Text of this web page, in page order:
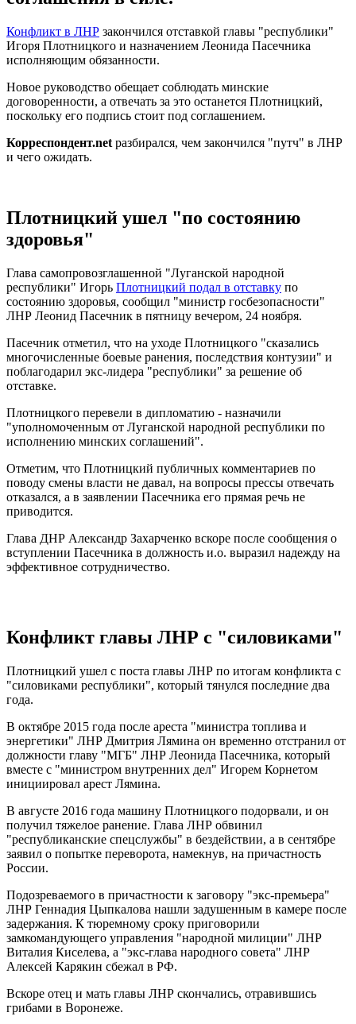
Конфликт в ЛНР закончился отставкой главы "республики"
Игоря Плотницкого и назначением Леонида Пасечника
исполняющим обязанности.
Новое руководство обещает соблюдать минские
договоренности, а отвечать за это останется Плотницкий,
поскольку его подпись стоит под соглашением.
Корреспондент.net разбирался, чем закончился "путч" в ЛНР
и чего ожидать.
Плотницкий ушел "по состоянию
здоровья"
Глава самопровозглашенной "Луганской народной
республики" Игорь Плотницкий подал в отставку по
состоянию здоровья, сообщил "министр госбезопасности"
ЛНР Леонид Пасечник в пятницу вечером, 24 ноября.
Пасечник отметил, что на уходе Плотницкого "сказались
многочисленные боевые ранения, последствия контузии" и
поблагодарил экс-лидера "республики" за решение об
отставке.
Плотницкого перевели в дипломатию - назначили
"уполномоченным от Луганской народной республики по
исполнению минских соглашений".
Отметим, что Плотницкий публичных комментариев по
поводу смены власти не давал, на вопросы прессы отвечать
отказался, а в заявлении Пасечника его прямая речь не
приводится.
Глава ДНР Александр Захарченко вскоре после сообщения о
вступлении Пасечника в должность и.о. выразил надежду на
эффективное сотрудничество.
Конфликт главы ЛНР с "силовиками"
Плотницкий ушел с поста главы ЛНР по итогам конфликта с
"силовиками республики", который тянулся последние два
года.
В октябре 2015 года после ареста "министра топлива и
энергетики" ЛНР Дмитрия Лямина он временно отстранил от
должности главу "МГБ" ЛНР Леонида Пасечника, который
вместе с "министром внутренних дел" Игорем Корнетом
инициировал арест Лямина.
В августе 2016 года машину Плотницкого подорвали, и он
получил тяжелое ранение. Глава ЛНР обвинил
"республиканские спецслужбы" в бездействии, а в сентябре
заявил о попытке переворота, намекнув, на причастность
России.
Подозреваемого в причастности к заговору "экс-премьера"
ЛНР Геннадия Цыпкалова нашли задушенным в камере после
задержания. К тюремному сроку приговорили
замкомандующего управления "народной милиции" ЛНР
Виталия Киселева, а "экс-глава народного совета" ЛНР
Алексей Карякин сбежал в РФ.
Вскоре отец и мать главы ЛНР скончались, отравившись
грибами в Воронеже.